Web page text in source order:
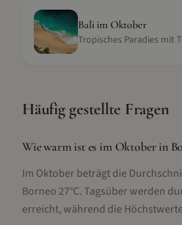
Baliim Oktober
Häufig gestellte Fragen
Wie warm ist es im Oktober in
Im Oktober beträgt die
Borneo 27°C. Tagsüber werden
erreicht, während die